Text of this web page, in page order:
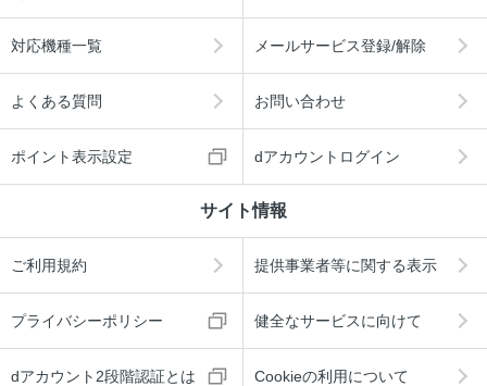
対応機種一覧 メールサービス登録/解除
よくある質問 お問い合わせ
ポイント表示設定 dアカウントログイン
サイト情報
ご利用規約 提供事業者等に関する表示
プライバシーポリシー 健全なサービスに向けて
dアカウント2段階認証とは Cookieの利用について